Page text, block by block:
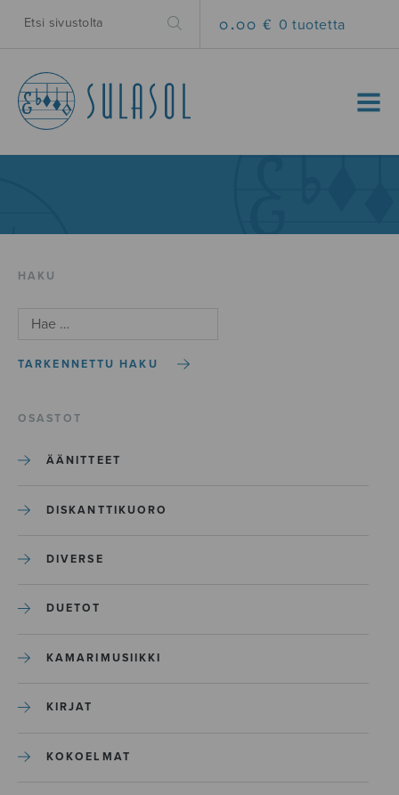
0.00 € 0 tuotetta
MENU
HAKU
TARKENNETTU HAKU
OSASTOT
ÄÄNITTEET
DISKANTTIKUORO
DIVERSE
DUETOT
KAMARIMUSIIKKI
KIRJAT
KOKOELMAT